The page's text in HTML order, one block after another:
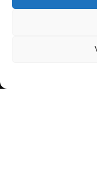
Tous droits